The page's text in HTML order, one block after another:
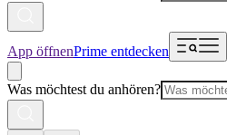
App öffnenPrime entdecken
Was möchtest du anhören?